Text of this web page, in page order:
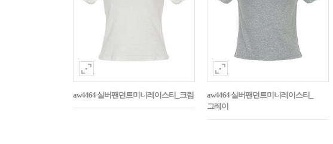
aw4464 실버팬던트미니레이스티_크림
aw4464 실버팬던트미니레이스티_
그레이